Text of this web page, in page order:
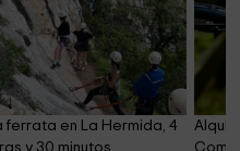
ferrata en La Hermida, 4
y 30 minutos